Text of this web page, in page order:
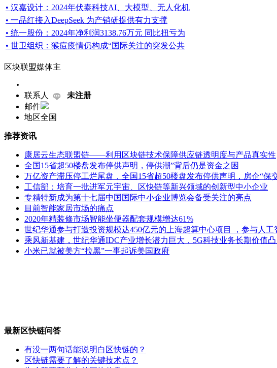
• 汉嘉设计：2024年伏泰科技AI、大模型、无人化机
• 一品红接入DeepSeek 为产销研提供有力支撑
• 统一股份：2024年净利润3138.76万元 同比扭亏为
• 世卫组织：猴痘疫情仍构成“国际关注的突发公共
区块联盟媒体主
联系人
未注册
邮件
地区全国
推荐资讯
康居云生态联盟链——利用区块链技术保障供应链透明度与产品真实性
全国15省超50楼盘发布停供声明，停供潮”背后仍是资金之困
万亿资产滞压停工烂尾盘，全国15省超50楼盘发布停供声明，房企“保
工信部：培育一批进军元宇宙、区快链等新兴领域的创新型中小企业
专精特新成为第十七届中国国际中小企业博览会备受关注的亮点
目前智能家居市场的痛点
2020年精装修市场智能坐便器配套规模增达61%
世纪华通参与打造投资规模达450亿元的上海超算中心项目 ，参与人
乘风新基建，世纪华通IDC产业增长潜力巨大，5G科技业务长期价值凸
小米已就被美方“拉黑”一事起诉美国政府
最新区快链问答
有没一两句话能说明白区快链的？
区快链需要了解的关键技术点？